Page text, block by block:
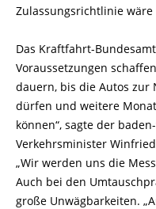
Zulassungsrichtlinie
Das Kraftfahrt-
Voraussetzungen
dauern, bis die Autos zur
dürfen und weitere
können“, sagte der
Verkehrsminister
„Wir werden uns die
Auch bei den
große Unwägbarkeiten.